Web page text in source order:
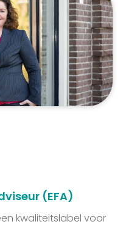
(EFA)
kwaliteitslabel voor